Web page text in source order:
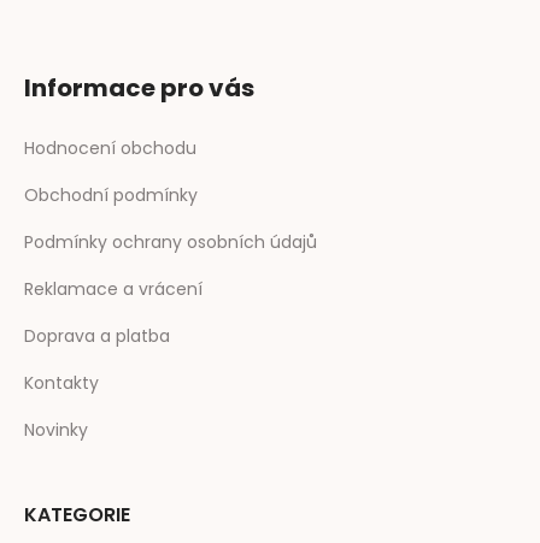
Informace pro vás
Hodnocení obchodu
Obchodní podmínky
Podmínky ochrany osobních údajů
Reklamace a vrácení
Doprava a platba
Kontakty
Novinky
KATEGORIE